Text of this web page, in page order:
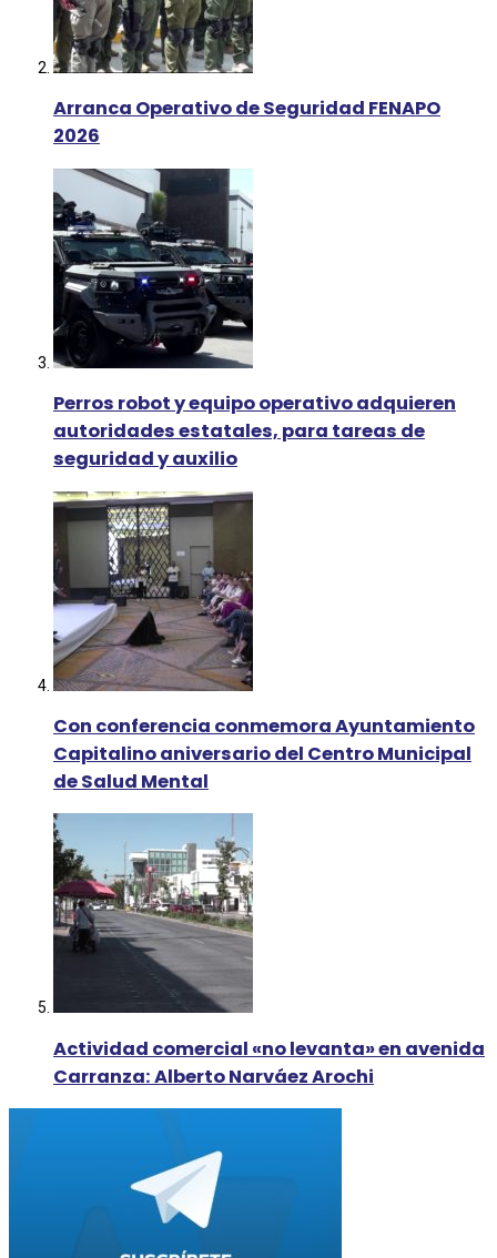
Arranca Operativo de Seguridad FENAPO
2026
Perros robot y equipo operativo adquieren
autoridades estatales, para tareas de
seguridad y auxilio
Con conferencia conmemora Ayuntamiento
Capitalino aniversario del Centro Municipal
de Salud Mental
Actividad comercial «no levanta» en avenida
Carranza: Alberto Narváez Arochi